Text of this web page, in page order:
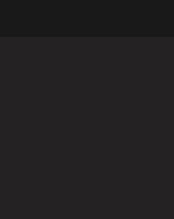
. Vďaka svojmu
ponúka iný druh vône a pocitu